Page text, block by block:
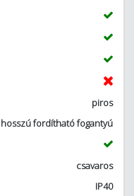
piros
hosszú fordítható fogantyú
csavaros
IP40